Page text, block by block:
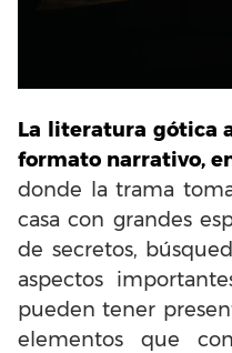
La literatura gótica
formato narrativo,
donde la trama
casa con grandes
de secretos,
aspectos
pueden tener
elementos que